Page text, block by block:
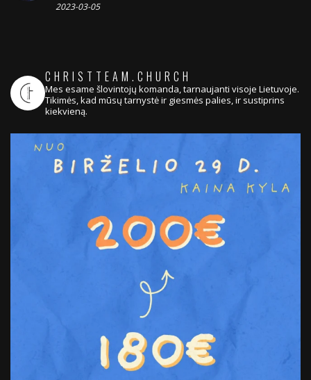
2023-03-05
CHRISTTEAM.CHURCH
Mes esame šlovintojų komanda, tarnaujanti visoje Lietuvoje.
Tikimės, kad mūsų tarnystė ir giesmės palies, ir sustiprins
kiekvieną.